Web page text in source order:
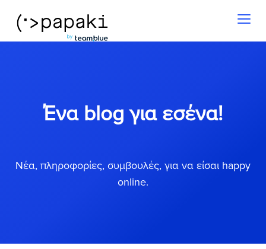
Ένα blog για εσένα!
Νέα, πληροφορίες, συμβουλές, για να είσαι happy
online.